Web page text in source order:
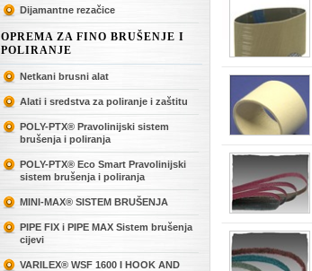
Dijamantne rezačice
OPREMA ZA FINO BRUŠENJE I
POLIRANJE
Netkani brusni alat
Alati i sredstva za poliranje i zaštitu
POLY-PTX® Pravolinijski sistem
brušenja i poliranja
POLY-PTX® Eco Smart Pravolinijski
sistem brušenja i poliranja
MINI-MAX® SISTEM BRUŠENJA
PIPE FIX i PIPE MAX Sistem brušenja
cijevi
VARILEX® WSF 1600 I HOOK AND